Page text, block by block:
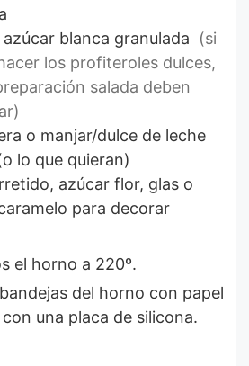
azúcar blanca granulada
(si
los profiteroles dulces,
salada deben
o manjar/dulce de leche
lo que quieran)
azúcar flor, glas o
para decorar
el horno a 220º.
una placa de silicona.